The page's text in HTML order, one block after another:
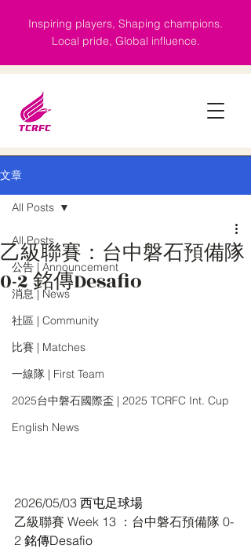
Inspiring players, Shaping champions.
Local pride, Global influence.
文章
All Posts
公告 | Announcement
消息 | News
社區 | Community
比賽 | Matches
一線隊 | First Team
2025台中磐石國際盃 | 2025 TCRFC Int. Cup
English News
All Posts
乙級聯賽：台中磐石預備隊
0-2 銘傳Desafio
2026/05/03 西屯足球場
乙級聯賽 Week 13 ：台中磐石預備隊 0-
2 銘傳Desafio